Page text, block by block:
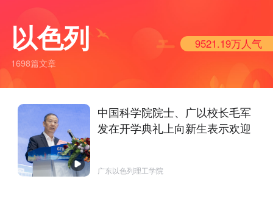
以色列
1698篇文章
9521.19万人气
中国科学院院士、广以校长毛军
发在开学典礼上向新生表示欢迎
广东以色列理工学院